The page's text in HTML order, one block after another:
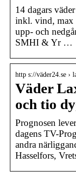
14 dagars
inkl. vind, max
upp- och
SMHI & Yr …
http s://väder24.se ›
Väder
och tio
Prognosen
dagens TV-
andra
Hasselfors,